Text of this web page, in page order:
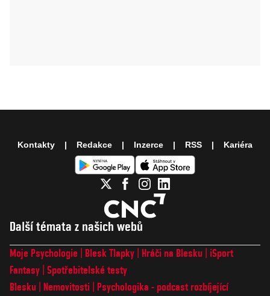
Další témata z našich webů
Moje Psychologie Blesk Tlapky Hráči na Blesku
iSport
Fantasy Spotřebitelské testy
Blesku
Nemovitosti
Psychologika - podcast rozbíjející
Kontakty Redakce Inzerce RSS Kariéra